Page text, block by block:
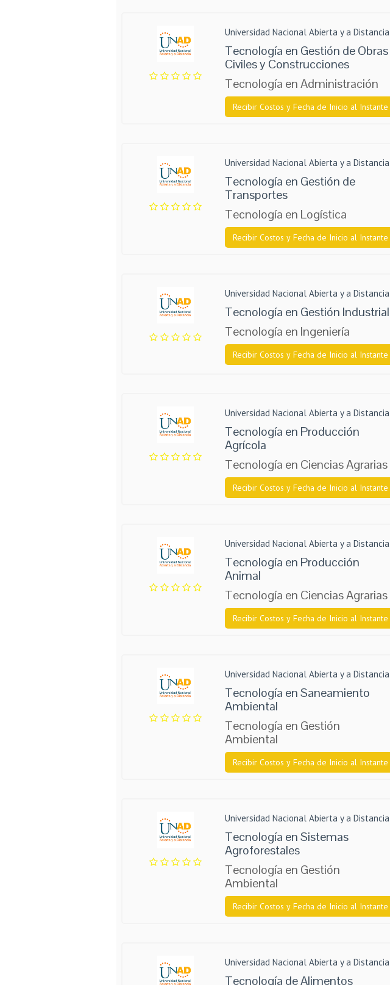
Universidad Nacional Abierta y a Distancia
Tecnología en Gestión de Obras
Civiles y Construcciones
Tecnología en Administración
Recibir Costos y Fecha de Inicio al Instante
Universidad Nacional Abierta y a Distancia
Tecnología en Gestión de
Transportes
Tecnología en Logística
Recibir Costos y Fecha de Inicio al Instante
Universidad Nacional Abierta y a Distancia
Tecnología en Gestión Industrial
Tecnología en Ingeniería
Recibir Costos y Fecha de Inicio al Instante
Universidad Nacional Abierta y a Distancia
Tecnología en Producción
Agrícola
Tecnología en Ciencias Agrarias
Recibir Costos y Fecha de Inicio al Instante
Universidad Nacional Abierta y a Distancia
Tecnología en Producción
Animal
Tecnología en Ciencias Agrarias
Recibir Costos y Fecha de Inicio al Instante
Universidad Nacional Abierta y a Distancia
Tecnología en Saneamiento
Ambiental
Tecnología en Gestión
Ambiental
Recibir Costos y Fecha de Inicio al Instante
Universidad Nacional Abierta y a Distancia
Tecnología en Sistemas
Agroforestales
Tecnología en Gestión
Ambiental
Recibir Costos y Fecha de Inicio al Instante
Universidad Nacional Abierta y a Distancia
Tecnología de Alimentos